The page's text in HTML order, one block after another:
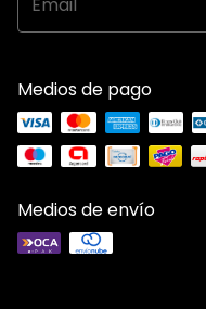
Medios de pago
Medios de envío